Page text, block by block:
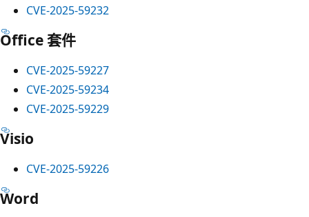
CVE-2025-59232
Office 套件
CVE-2025-59227
CVE-2025-59234
CVE-2025-59229
Visio
CVE-2025-59226
Word